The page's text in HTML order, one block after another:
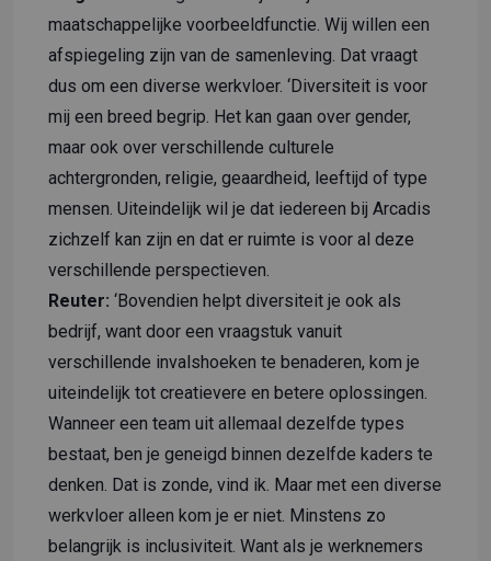
maatschappelijke voorbeeldfunctie. Wij willen een
afspiegeling zijn van de samenleving. Dat vraagt
dus om een diverse werkvloer. ‘Diversiteit is voor
mij een breed begrip. Het kan gaan over gender,
maar ook over verschillende culturele
achtergronden, religie, geaardheid, leeftijd of type
mensen. Uiteindelijk wil je dat iedereen bij Arcadis
zichzelf kan zijn en dat er ruimte is voor al deze
verschillende perspectieven.
Reuter: ‘Bovendien helpt diversiteit je ook als
bedrijf, want door een vraagstuk vanuit
verschillende invalshoeken te benaderen, kom je
uiteindelijk tot creatievere en betere oplossingen.
Wanneer een team uit allemaal dezelfde types
bestaat, ben je geneigd binnen dezelfde kaders te
denken. Dat is zonde, vind ik. Maar met een diverse
werkvloer alleen kom je er niet. Minstens zo
belangrijk is inclusiviteit. Want als je werknemers